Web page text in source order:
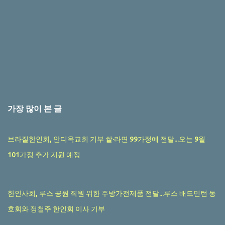
가장 많이 본 글
브라질한인회, 안디옥교회 기부 쌀·라면 99가정에 전달...오는 9월
101가정 추가 지원 예정
한인사회, 루스 공원 직원 위한 주방가전제품 전달...루스 배드민턴 동
호회와 정철주 한인회 이사 기부